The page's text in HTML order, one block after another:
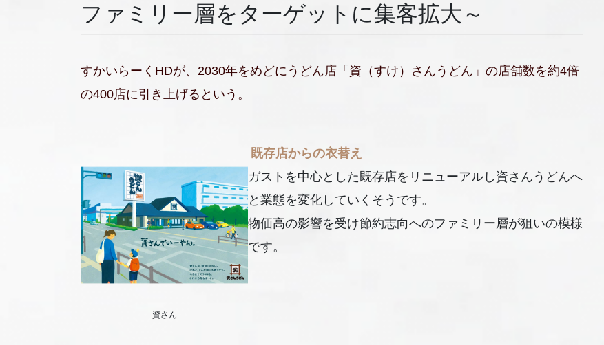
ファミリー層をターゲットに集客拡大～
すかいらーくHDが、2030年をめどにうどん店「資（すけ）さんうどん」の店舗数を約4倍
の400店に引き上げるという。
資さん
既存店からの衣替え
ガストを中心とした既存店をリニューアルし資さんうどんへ
と業態を変化していくそうです。
物価高の影響を受け節約志向へのファミリー層が狙いの模様
です。